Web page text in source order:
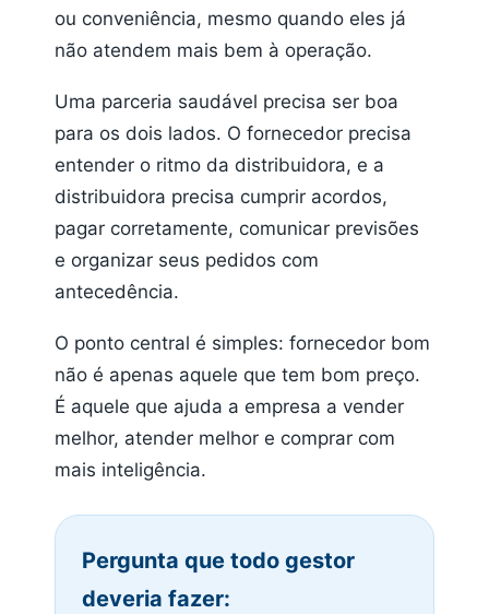
ou conveniência, mesmo quando eles já
não atendem mais bem à operação.
Uma parceria saudável precisa ser boa
para os dois lados. O fornecedor precisa
entender o ritmo da distribuidora, e a
distribuidora precisa cumprir acordos,
pagar corretamente, comunicar previsões
e organizar seus pedidos com
antecedência.
O ponto central é simples: fornecedor bom
não é apenas aquele que tem bom preço.
É aquele que ajuda a empresa a vender
melhor, atender melhor e comprar com
mais inteligência.
Pergunta que todo gestor
deveria fazer: